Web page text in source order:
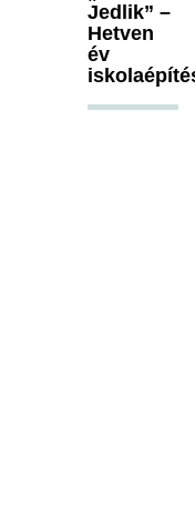
Jedlik” –
Hetven
év